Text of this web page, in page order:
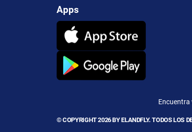
Apps
Encuentra
© COPYRIGHT 2026 BY ELANDFLY. TODOS LOS